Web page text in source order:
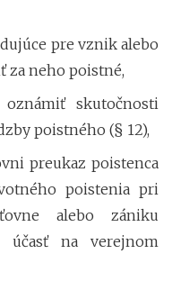
pre vznik alebo
za neho poistné,
skutočnosti
poistného (§ 12),
preukaz poistenca
poistenia pri
alebo zániku
účasť na verejnom